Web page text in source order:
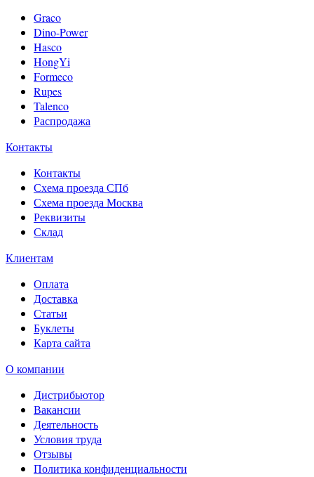
Graco
Dino-Power
Hasco
HongYi
Formeco
Rupes
Talenco
Распродажа
Контакты
Контакты
Схема проезда СПб
Схема проезда Москва
Реквизиты
Склад
Клиентам
Оплата
Доставка
Статьи
Буклеты
Карта сайта
О компании
Дистрибьютор
Вакансии
Деятельность
Условия труда
Отзывы
Политика конфиденциальности